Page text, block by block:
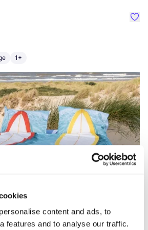
content and ads, to
features and to analyse our traffic.
1+